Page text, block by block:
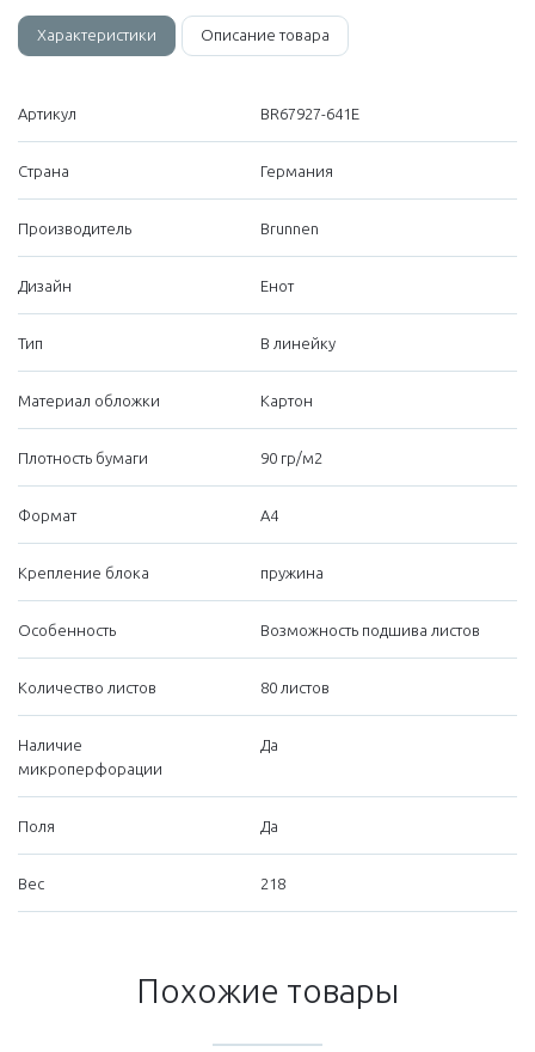
Характеристики Описание товара
Артикул BR67927-641E
Страна Германия
Производитель Brunnen
Дизайн Енот
Тип В линейку
Материал обложки Картон
Плотность бумаги 90 гр/м2
Формат А4
Крепление блока пружина
Особенность Возможность подшива листов
Количество листов 80 листов
Наличие
микроперфорации
Да
Поля Да
Вес 218
Похожие товары